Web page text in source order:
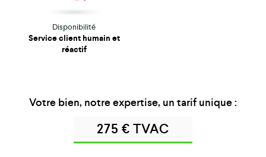
Disponibilité
Service client humain et
réactif
Votre bien, notre expertise, un tarif unique :
275 € TVAC